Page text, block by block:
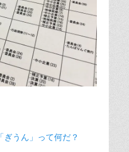
「ぎうん」って何だ？